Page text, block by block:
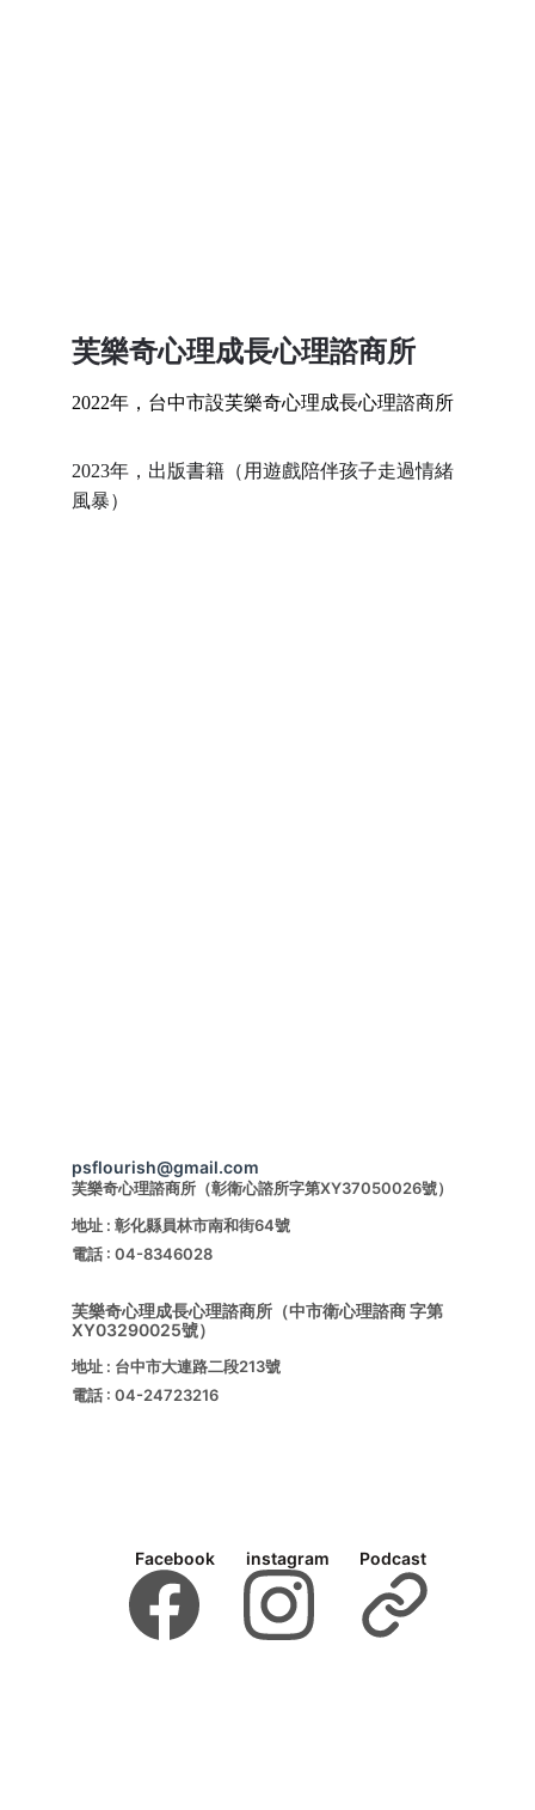
芙樂奇心理成長心理諮商所
2022年，台中市設芙樂奇心理成長心理諮商所
2023年，出版書籍（用遊戲陪伴孩子走過情緒
風暴）
psflourish@gmail.com
Facebook
芙樂奇心理諮商所（彰衛心諮所字第XY37050026號）
地址 : 彰化縣員林市南和街64號
電話 : 04-8346028
instagram Podcast
芙樂奇心理成長心理諮商所（中市衛心理諮商 字第
XY03290025號）
地址 : 台中市大連路二段213號
電話 : 04-24723216